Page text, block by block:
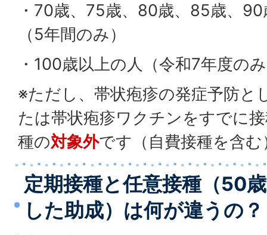
・70歳、75歳、80歳、85歳、
（5年間のみ）
・100歳以上の人（令和7年度の
※ただし、帯状疱疹の発症予防と
たは帯状疱疹ワクチンをすでに
種の対象外です（自費接種を含む
定期接種と任意接種（50
した助成）は何が違うの？